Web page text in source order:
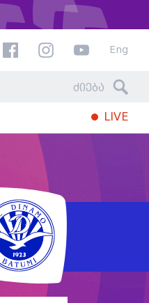
Eng
LIVE